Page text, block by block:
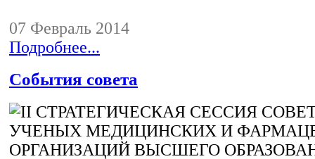
07 Февраль 2014
Подробнее...
События совета